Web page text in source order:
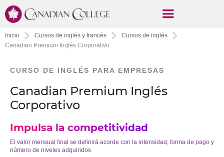
Inicio Cursos de inglés y francés
Cursos de inglés
Canadian Premium Inglés Corporativo
CURSO DE INGLÉS PARA EMPRESAS
Canadian Premium Inglés
Corporativo
Impulsa la competitividad
El valor mensual final se definirá acorde con la intensidad, forma de pago y
número de niveles adquiridos